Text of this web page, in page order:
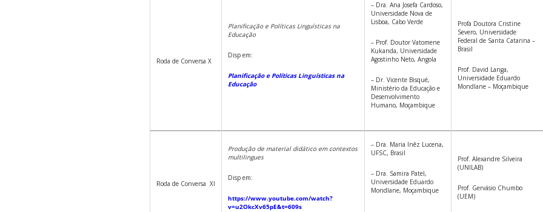
Roda de Conversa X
Planificação e Políticas Linguísticas na
Educação
Disp em:
Planificação e Políticas Linguísticas na
Educação
– Dra. Ana Josefa Cardoso,
Universidade Nova de
Lisboa, Cabo Verde
– Prof. Doutor Vatomene
Kukanda, Universidade
Agostinho Neto, Angola
– Dr. Vicente Bisqué,
Ministério da Educação e
Desenvolvimento
Humano, Moçambique
Profa Doutora Cristine
Severo, Universidade
Federal de Santa Catarina –
Brasil
Prof. David Langa,
Universidade Eduardo
Mondlane – Moçambique
Roda de Conversa XI
Produção de material didático em contextos
multilingues
Disp em:
https://www.youtube.com/watch?
v=u2OkcXv65pE&t=609s
– Dra. Maria Inêz Lucena,
UFSC, Brasil
– Dra. Samira Patel,
Universidade Eduardo
Mondlane, Moçambique
Prof. Alexandre Silveira
(UNILAB)
Prof. Gervásio Chumbo
(UEM)